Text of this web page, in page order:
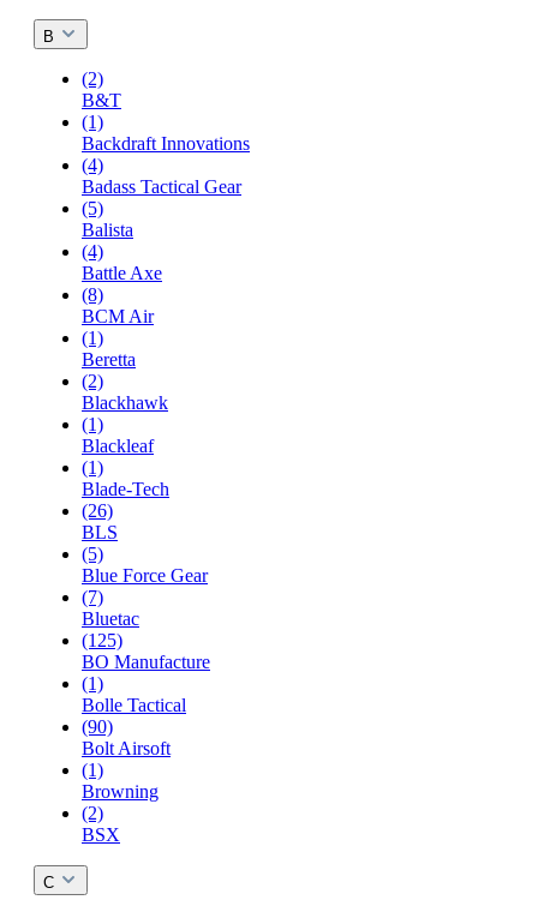
B
(2)
B&T
(1)
Backdraft Innovations
(4)
Badass Tactical Gear
(5)
Balista
(4)
Battle Axe
(8)
BCM Air
(1)
Beretta
(2)
Blackhawk
(1)
Blackleaf
(1)
Blade-Tech
(26)
BLS
(5)
Blue Force Gear
(7)
Bluetac
(125)
BO Manufacture
(1)
Bolle Tactical
(90)
Bolt Airsoft
(1)
Browning
(2)
BSX
C